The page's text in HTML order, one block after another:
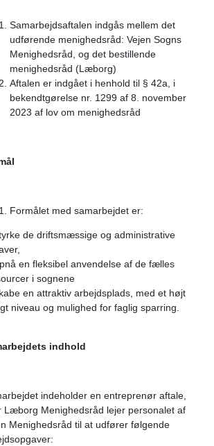
Samarbejdsaftalen indgås mellem det
udførende menighedsråd: Vejen Sogns
Menighedsråd, og det bestillende
menighedsråd (Læborg)
Aftalen er indgået i henhold til § 42a, i
bekendtgørelse nr. 1299 af 8. november
2023 af lov om menighedsråd
Formålet med samarbejdet er:
de driftsmæssige og administrative
en fleksibel anvendelse af de fælles
i sognene
en attraktiv arbejdsplads, med et højt
niveau og mulighed for faglig sparring.
indhold
indeholder en entreprenør aftale,
Læborg Menighedsråd lejer personalet af
Menighedsråd til at udfører følgende